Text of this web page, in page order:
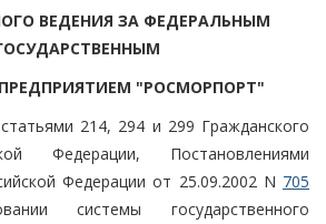
ВЕДЕНИЯ ЗА ФЕДЕРАЛЬНЫМ
"РОСМОРПОРТ"
214, 294 и 299 Гражданского
Федерации, Постановлениями
Федерации от 25.09.2002 N 705
системы государственного